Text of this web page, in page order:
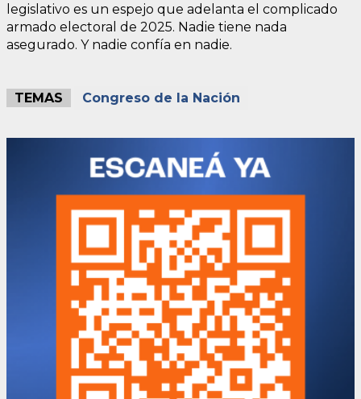
legislativo es un espejo que adelanta el complicado
armado electoral de 2025. Nadie tiene nada
asegurado. Y nadie confía en nadie.
TEMAS Congreso de la Nación